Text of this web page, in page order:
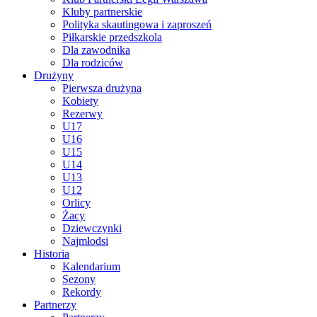
Kluby partnerskie
Polityka skautingowa i zaproszeń
Piłkarskie przedszkola
Dla zawodnika
Dla rodziców
Drużyny
Pierwsza drużyna
Kobiety
Rezerwy
U17
U16
U15
U14
U13
U12
Orlicy
Żacy
Dziewczynki
Najmłodsi
Historia
Kalendarium
Sezony
Rekordy
Partnerzy